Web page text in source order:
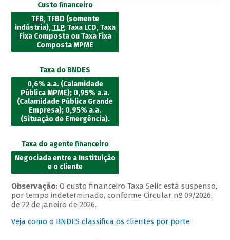
Custo financeiro
TFB, TFBD (somente
indústria),TLP, Taxa LCD, Taxa
Fixa Composta ou Taxa Fixa
Composta MPME
Taxa do BNDES
0,6% a.a. (Calamidade
Pública MPME); 0,95% a.a.
(Calamidade Pública Grande
Empresa); 0,95% a.a.
(Situação de Emergência).
Taxa do agente financeiro
Negociada entre a Instituição
e o cliente
Observação: O custo financeiro Taxa Selic está suspenso,
por tempo indeterminado, conforme Circular nº 09/2026,
de 22 de janeiro de 2026.
Veja como o BNDES classifica os clientes por porte